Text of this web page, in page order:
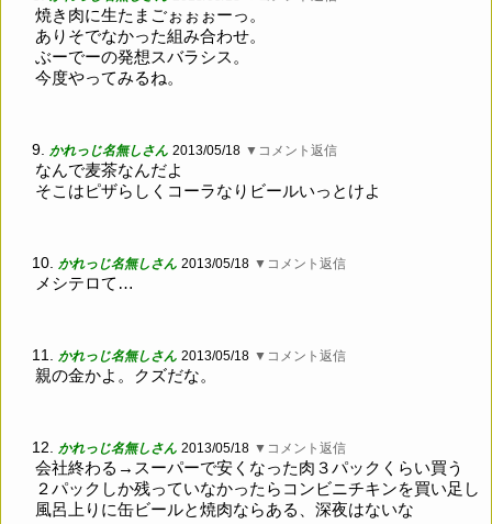
焼き肉に生たまごぉぉぉーっ。
ありそでなかった組み合わせ。
ぶーでーの発想スバラシス。
今度やってみるね。
9. かれっじ名無しさん 2013/05/18 ▼コメント返信
なんで麦茶なんだよ
そこはピザらしくコーラなりビールいっとけよ
10. かれっじ名無しさん 2013/05/18 ▼コメント返信
メシテロて…
11. かれっじ名無しさん 2013/05/18 ▼コメント返信
親の金かよ。クズだな。
12. かれっじ名無しさん 2013/05/18 ▼コメント返信
会社終わる→スーパーで安くなった肉３パックくらい買う
２パックしか残っていなかったらコンビニチキンを買い足し
風呂上りに缶ビールと焼肉ならある、深夜はないな